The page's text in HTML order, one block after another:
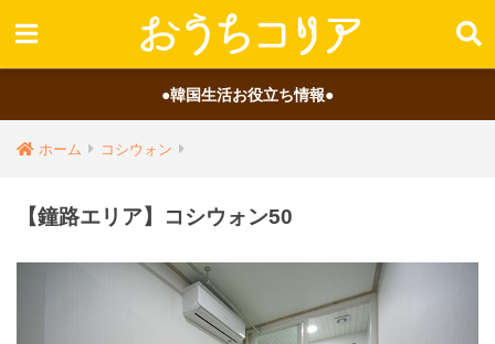
●韓国生活お役立ち情報●
ホーム コシウォン
【鐘路エリア】コシウォン50